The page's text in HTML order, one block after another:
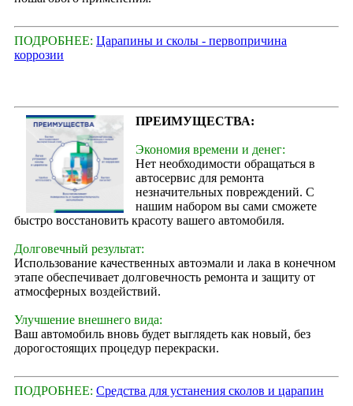
ПОДРОБНЕЕ: Царапины и сколы - первопричина
коррозии
ПРЕИМУЩЕСТВА:
Экономия времени и денег:
Нет необходимости обращаться в
автосервис для ремонта
незначительных повреждений. С
нашим набором вы сами сможете
быстро восстановить красоту вашего автомобиля.
Долговечный результат:
Использование качественных автоэмали и лака в конечном
этапе обеспечивает долговечность ремонта и защиту от
атмосферных воздействий.
Улучшение внешнего вида:
Ваш автомобиль вновь будет выглядеть как новый, без
дорогостоящих процедур перекраски.
ПОДРОБНЕЕ: Средства для устанения сколов и царапин